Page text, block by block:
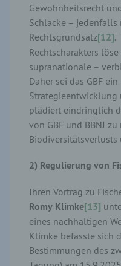
Gewohnheitsrecht
Schlacke –
Rechtsgrundsatz[12].
Rechtscharakters
supranationale –
Daher sei das GBF
Strategieentwicklung
plädiert eindringlich
von GBF und BBNJ
Biodiversitätsverlusts
2) Regulierung von
Ihren Vortrag zu
Romy Klimke[13]
eines nachhaltigen
Klimke befasste sich
Bestimmungen des